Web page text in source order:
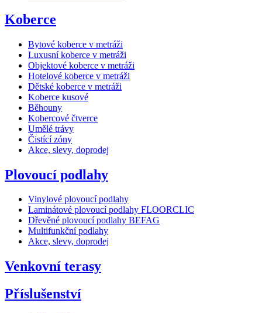
Koberce
Bytové koberce v metráži
Luxusní koberce v metráži
Objektové koberce v metráži
Hotelové koberce v metráži
Dětské koberce v metráži
Koberce kusové
Běhouny
Kobercové čtverce
Umělé trávy
Čistící zóny
Akce, slevy, doprodej
Plovoucí podlahy
Vinylové plovoucí podlahy
Laminátové plovoucí podlahy FLOORCLIC
Dřevěné plovoucí podlahy BEFAG
Multifunkční podlahy
Akce, slevy, doprodej
Venkovní terasy
Příslušenství